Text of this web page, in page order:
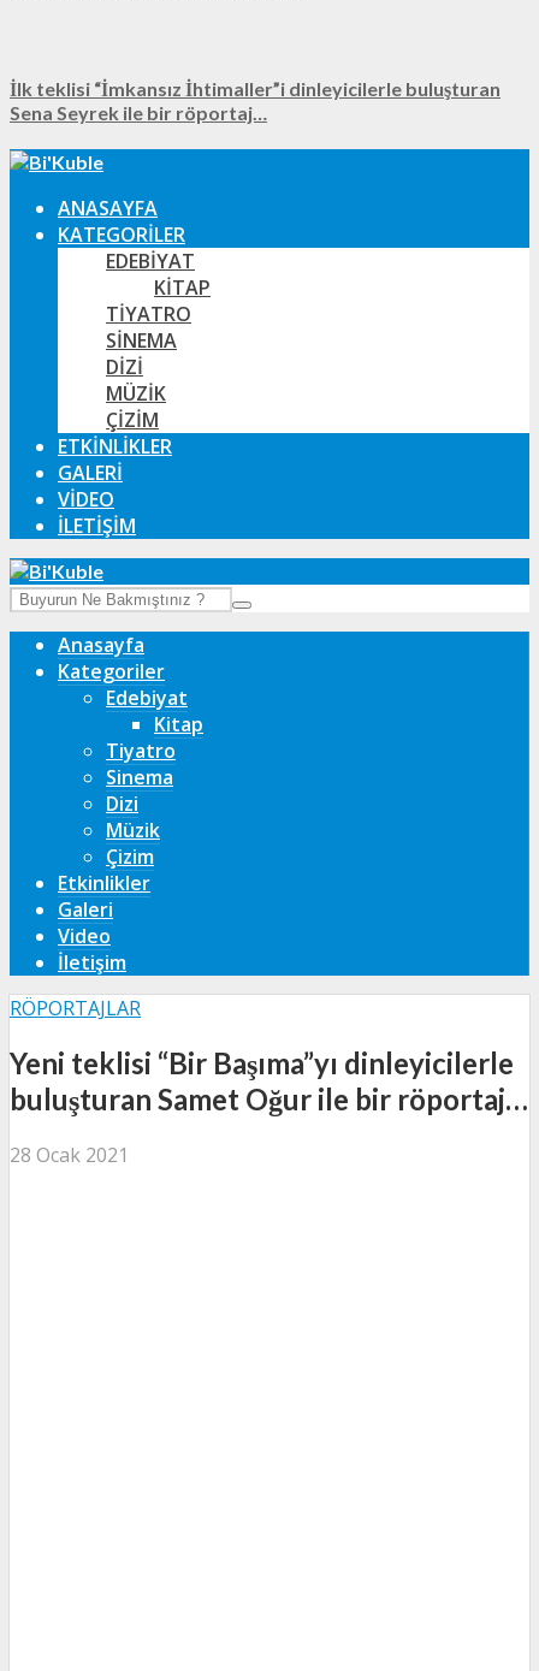
İlk teklisi “İmkansız İhtimaller”i dinleyicilerle buluşturan
Sena Seyrek ile bir röportaj…
ANASAYFA
KATEGORILER
EDEBIYAT
KITAP
TIYATRO
SINEMA
DIZI
MÜZIK
ÇIZIM
ETKINLIKLER
GALERI
VIDEO
İLETIŞIM
Anasayfa
Kategoriler
Edebiyat
Kitap
Tiyatro
Sinema
Dizi
Müzik
Çizim
Etkinlikler
Galeri
Video
İletişim
RÖPORTAJLAR
Yeni teklisi “Bir Başıma”yı dinleyicilerle
buluşturan Samet Oğur ile bir röportaj…
28 Ocak 2021